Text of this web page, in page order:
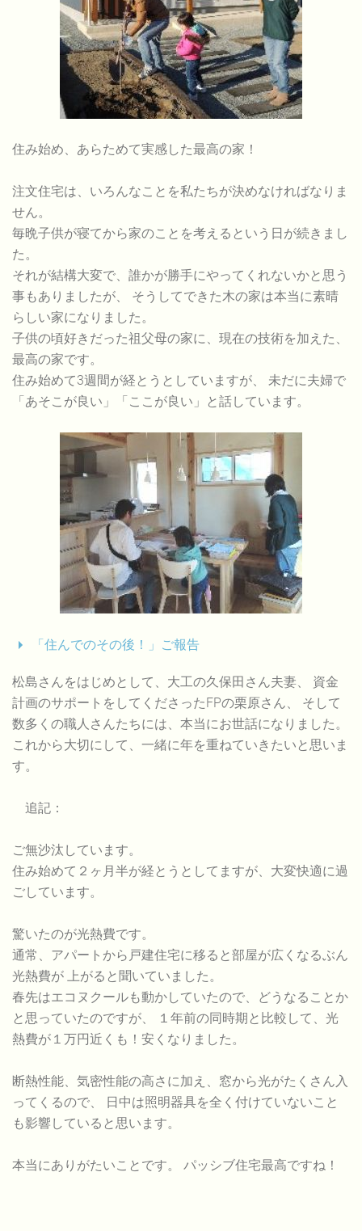
住み始め、あらためて実感した最高の家！
注文住宅は、いろんなことを私たちが決めなければなりま
せん。
毎晩子供が寝てから家のことを考えるという日が続きまし
た。
それが結構大変で、誰かが勝手にやってくれないかと思う
事もありましたが、 そうしてできた木の家は本当に素晴
らしい家になりました。
子供の頃好きだった祖父母の家に、現在の技術を加えた、
最高の家です。
住み始めて3週間が経とうとしていますが、 未だに夫婦で
「あそこが良い」「ここが良い」と話しています。
「住んでのその後！」ご報告
松島さんをはじめとして、大工の久保田さん夫妻、 資金
計画のサポートをしてくださったFPの栗原さん、 そして
数多くの職人さんたちには、本当にお世話になりました。
これから大切にして、一緒に年を重ねていきたいと思いま
す。
追記：
ご無沙汰しています。
住み始めて２ヶ月半が経とうとしてますが、大変快適に過
ごしています。
驚いたのが光熱費です。
通常、アパートから戸建住宅に移ると部屋が広くなるぶん
光熱費が 上がると聞いていました。
春先はエコヌクールも動かしていたので、どうなることか
と思っていたのですが、 １年前の同時期と比較して、光
熱費が１万円近くも！安くなりました。
断熱性能、気密性能の高さに加え、窓から光がたくさん入
ってくるので、 日中は照明器具を全く付けていないこと
も影響していると思います。
本当にありがたいことです。 パッシブ住宅最高ですね！